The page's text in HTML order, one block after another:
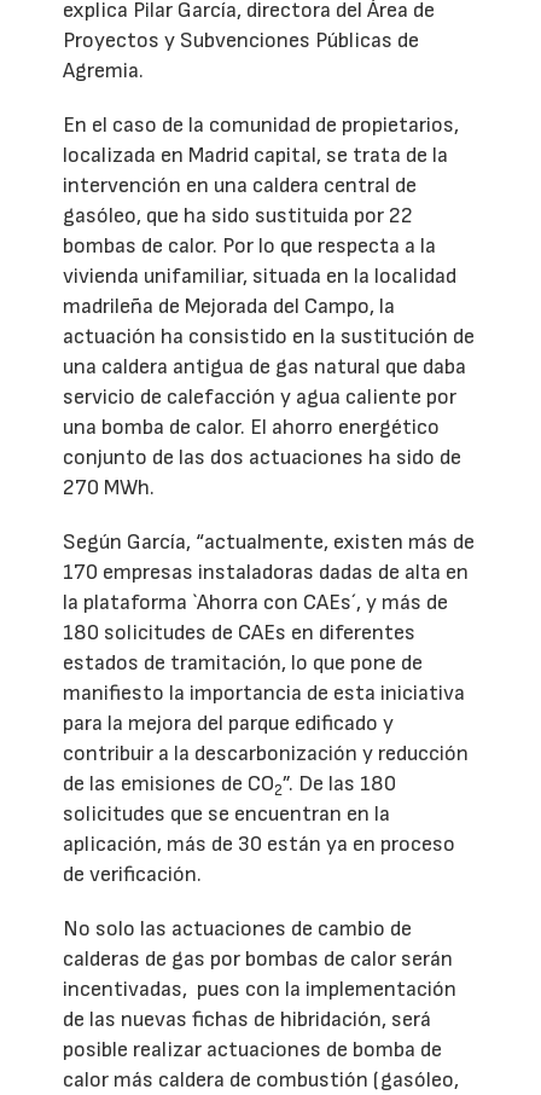
explica Pilar García, directora del Área de
Proyectos y Subvenciones Públicas de
Agremia.
En el caso de la comunidad de propietarios,
localizada en Madrid capital, se trata de la
intervención en una caldera central de
gasóleo, que ha sido sustituida por 22
bombas de calor. Por lo que respecta a la
vivienda unifamiliar, situada en la localidad
madrileña de Mejorada del Campo, la
actuación ha consistido en la sustitución de
una caldera antigua de gas natural que daba
servicio de calefacción y agua caliente por
una bomba de calor. El ahorro energético
conjunto de las dos actuaciones ha sido de
270 MWh.
Según García, “actualmente, existen más de
170 empresas instaladoras dadas de alta en
la plataforma `Ahorra con CAEs´, y más de
180 solicitudes de CAEs en diferentes
estados de tramitación, lo que pone de
manifiesto la importancia de esta iniciativa
para la mejora del parque edificado y
contribuir a la descarbonización y reducción
de las emisiones de CO2”. De las 180
solicitudes que se encuentran en la
aplicación, más de 30 están ya en proceso
de verificación.
No solo las actuaciones de cambio de
calderas de gas por bombas de calor serán
incentivadas, pues con la implementación
de las nuevas fichas de hibridación, será
posible realizar actuaciones de bomba de
calor más caldera de combustión (gasóleo,